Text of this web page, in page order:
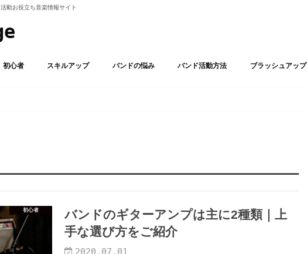
動お役立ち音楽情報サイト
初心者 スキルアップ バンドの悩み バンド活動方法 ブラッシュアップ
初心者
バンドのギターアンプは主に2種類｜上
手な選び方をご紹介
2020.07.01